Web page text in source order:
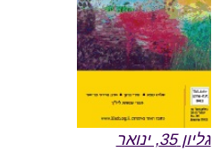
גליון 35, ינואר